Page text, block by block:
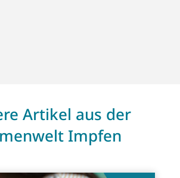
Artikel aus der
Impfen